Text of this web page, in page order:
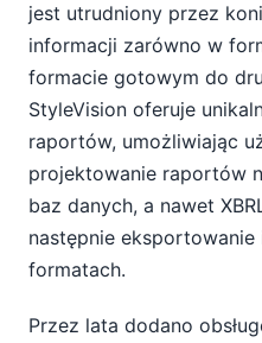
jest utrudniony przez
informacji zarówno w
formacie gotowym do
StyleVision oferuje
raportów, umożliwiając
projektowanie raportów
baz danych, a nawet
następnie
formatach.
Przez lata dodano